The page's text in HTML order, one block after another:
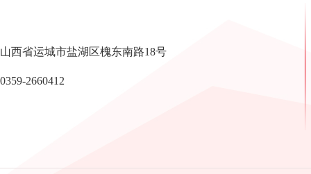
山西省运城市盐湖区槐东南路18号
0359-2660412